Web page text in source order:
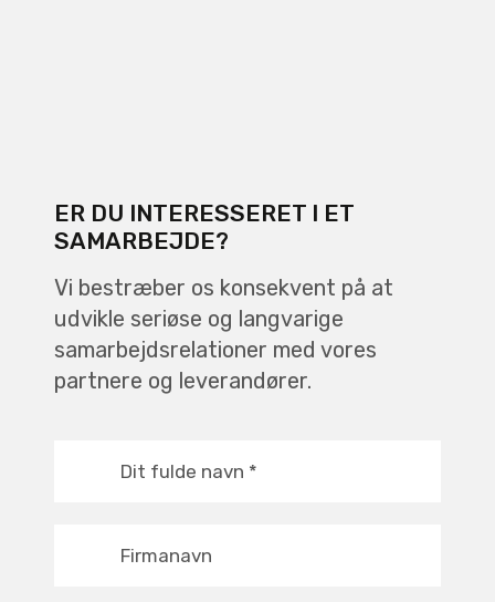
ER DU INTERESSERET I ET
SAMARBEJDE?
Vi bestræber os konsekvent på at
udvikle seriøse og langvarige
samarbejdsrelationer med vores
partnere og leverandører.
Dit fulde navn *
Firmanavn